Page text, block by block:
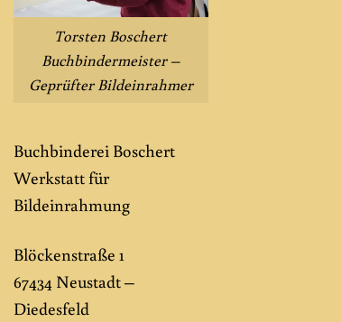
Torsten Boschert
Buchbindermeister –
Geprüfter Bildeinrahmer
Buchbinderei Boschert
Werkstatt für
Bildeinrahmung
Blöckenstraße 1
67434 Neustadt –
Diedesfeld